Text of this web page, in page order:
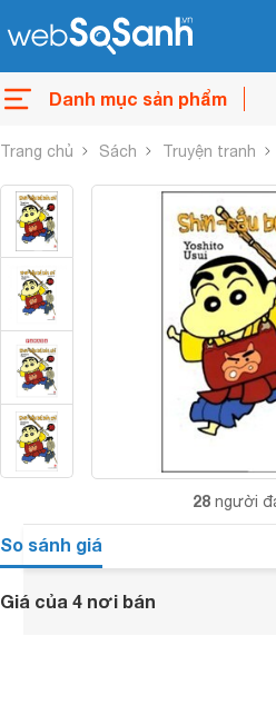
Danh mục sản phẩm
Trang chủ Sách Truyện tranh
28 người
So sánh giá
Giá của 4 nơi bán